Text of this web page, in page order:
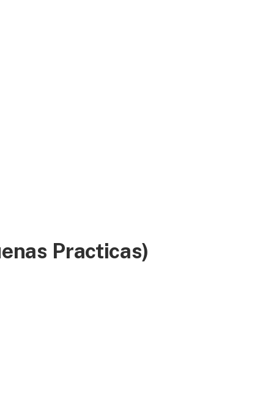
Practicas)